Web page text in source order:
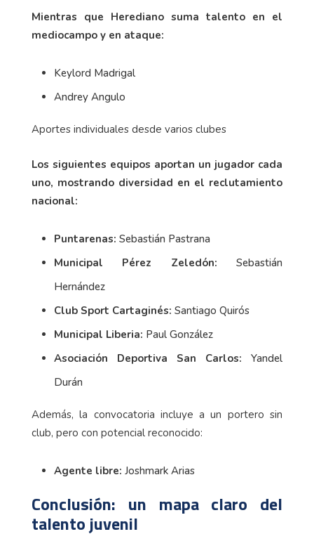
Mientras que Herediano suma talento en el
mediocampo y en ataque:
Keylord Madrigal
Andrey Angulo
Aportes individuales desde varios clubes
Los siguientes equipos aportan un jugador cada
uno, mostrando diversidad en el reclutamiento
nacional:
Puntarenas: Sebastián Pastrana
Municipal Pérez Zeledón: Sebastián
Hernández
Club Sport Cartaginés: Santiago Quirós
Municipal Liberia: Paul González
Asociación Deportiva San Carlos: Yandel
Durán
Además, la convocatoria incluye a un portero sin
club, pero con potencial reconocido:
Agente libre: Joshmark Arias
Conclusión: un mapa claro del
talento juvenil